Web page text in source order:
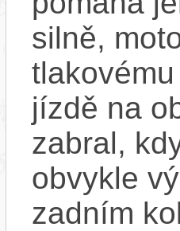
silně,
jízdě na
zabral,
obvykle
zadním